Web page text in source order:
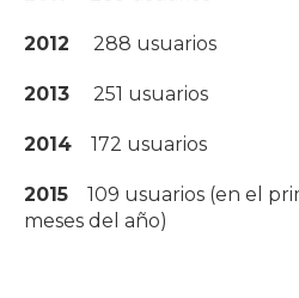
2012 288 usuarios
2013 251 usuarios
2014 172 usuarios
2015 109 usuarios (en el
meses del año)